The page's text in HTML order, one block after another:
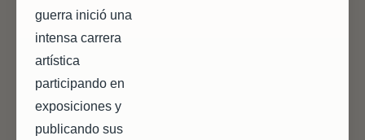
guerra inició una
intensa carrera
artística
participando en
exposiciones y
publicando sus